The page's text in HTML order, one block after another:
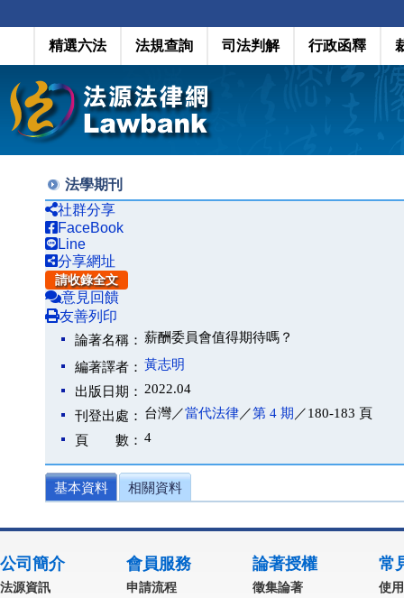
精選六法 法規查詢 司法判解 行政函釋
法學期刊
社群分享
FaceBook
Line
分享網址
請收錄全文
意見回饋
友善列印
論著名稱： 薪酬委員會值得期待嗎？
編著譯者： 黃志明
出版日期： 2022.04
刊登出處： 台灣／當代法律／第 4 期 ／180-183 頁
頁 數： 4
基本資料 相關資料
公司簡介
法源資訊
會員服務
申請流程
論著授權
徵集論著
常
使